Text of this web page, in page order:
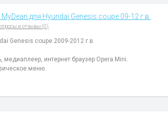
для Hyundai Genesis coupe 09-12 г.в.
и отзывы (0)
Genesis coupe 2009-2012 г.в.
медиаплеер, интернет браузер Opera Mini.
меню.